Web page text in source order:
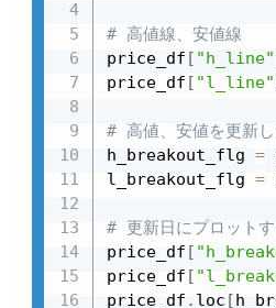
# 高値線、安値線
price_df [ "h_line"
price_df [ "l_line"
# 高値、安値を更新
h_breakout_flg =
l_breakout_flg =
# 更新日にプロットす
price_df [
price_df [
price_df . loc [